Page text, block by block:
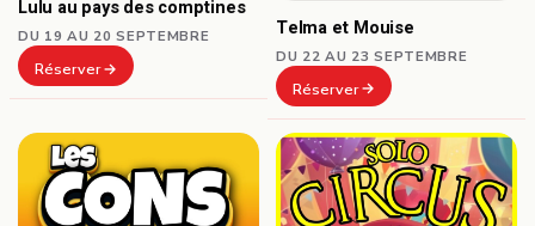
Lulu au pays des comptines
DU 19 AU 20 SEPTEMBRE
Réserver
Telma et Mouise
DU 22 AU 23 SEPTEMBRE
Réserver